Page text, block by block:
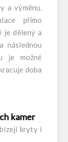
a výměnu.
přímo
je dělený a
následnou
je možné
doba
kamer
kryty i